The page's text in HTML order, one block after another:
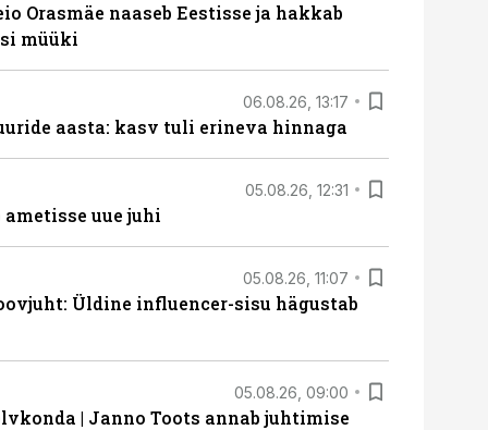
Orasmäe naaseb Eestisse ja hakkab
müüki
06.08.26, 13:17
aasta: kasv tuli erineva hinnaga
05.08.26, 12:31
uue juhi
05.08.26, 11:07
Üldine influencer-sisu hägustab
05.08.26, 09:00
| Janno Toots annab juhtimise